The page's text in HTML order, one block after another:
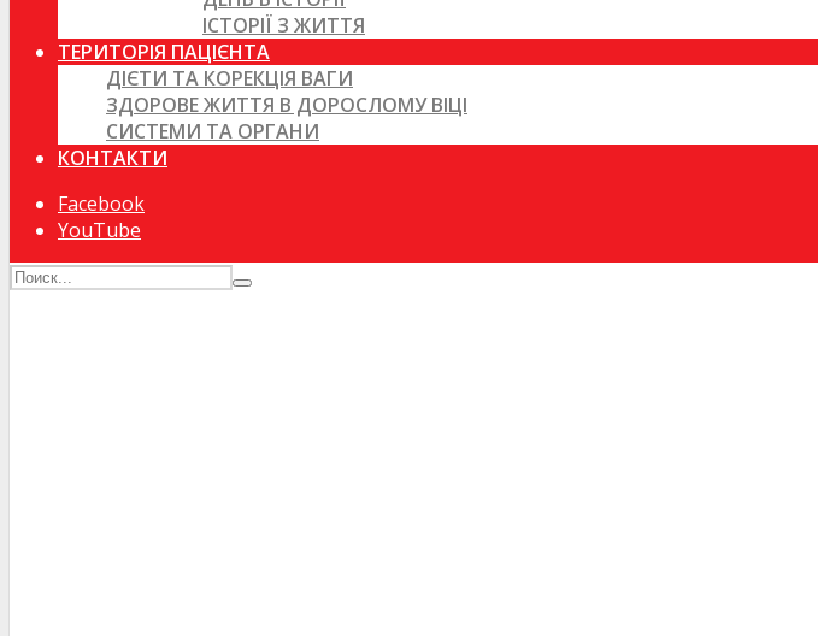
ІСТОРІЇ З ЖИТТЯ
ТЕРИТОРІЯ ПАЦІЄНТА
ДІЄТИ ТА КОРЕКЦІЯ ВАГИ
ЗДОРОВЕ ЖИТТЯ В ДОРОСЛОМУ ВІЦІ
СИСТЕМИ ТА ОРГАНИ
КОНТАКТИ
Facebook
YouTube